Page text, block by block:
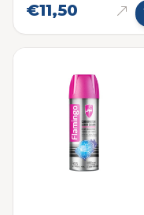
Radiador)
€11,50